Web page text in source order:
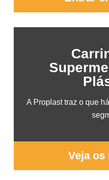
A Proplast traz o que
Veja os